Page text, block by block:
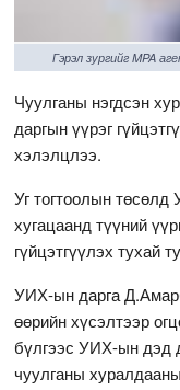
Гэрэл зургийг MPA
Чуулганы нэгдсэн
даргын үүрэг
хэлэлцлээ.
Уг тогтоолын
хугацаанд түүний
гүйцэтгүүлэх тухай
УИХ-ын дарга
өөрийн хүсэлтээр
бүлгээс УИХ-ын дэд
чуулганы